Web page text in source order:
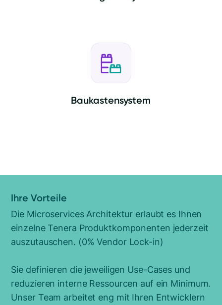
Baukastensystem
Ihre Vorteile
Die Microservices Architektur erlaubt es Ihnen
einzelne Tenera Produktkomponenten jederzeit
auszutauschen. (0% Vendor Lock-in)
Sie definieren die jeweiligen Use-Cases und
reduzieren interne Ressourcen auf ein Minimum.
Unser Team arbeitet eng mit Ihren Entwicklern